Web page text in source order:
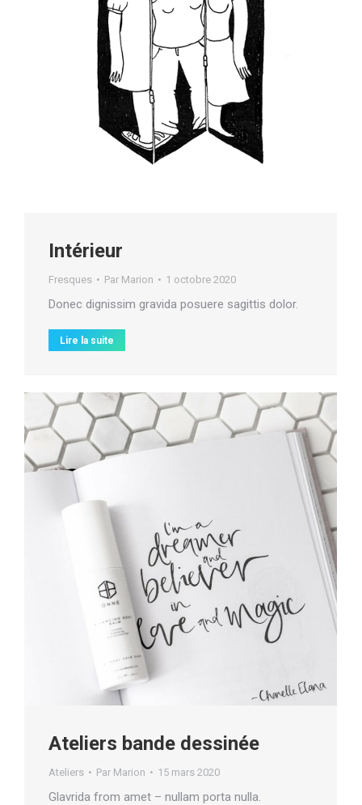
Intérieur
Fresques Par Marion 1 octobre 2020
Donec dignissim gravida posuere sagittis dolor.
Lire la suite
Ateliers bande dessinée
Ateliers Par Marion 15 mars 2020
Glavrida from amet – nullam porta nulla.